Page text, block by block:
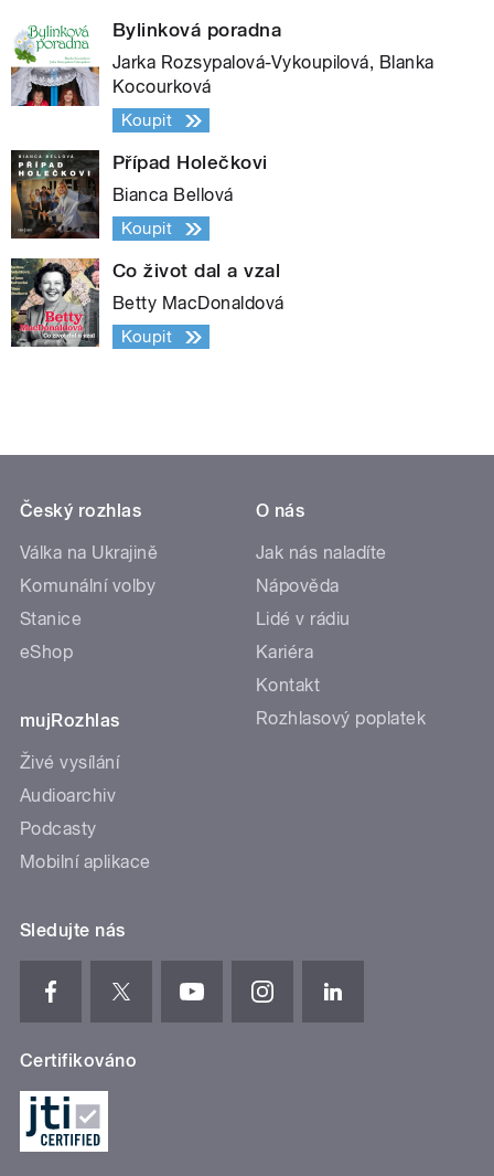
Bylinková poradna
Jarka Rozsypalová-Vykoupilová, Blanka
Kocourková
Koupit
Případ Holečkovi
Bianca Bellová
Koupit
Co život dal a vzal
Betty MacDonaldová
Koupit
Český rozhlas
Válka na Ukrajině
Komunální volby
Stanice
eShop
mujRozhlas
Živé vysílání
Audioarchiv
Podcasty
Mobilní aplikace
O nás
Jak nás naladíte
Nápověda
Lidé v rádiu
Kariéra
Kontakt
Rozhlasový poplatek
Sledujte nás
Certifikováno